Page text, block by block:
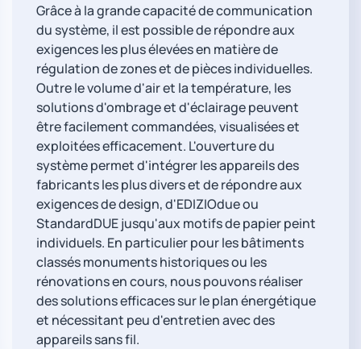
Grâce à la grande capacité de communication
du système, il est possible de répondre aux
exigences les plus élevées en matière de
régulation de zones et de pièces individuelles.
Outre le volume d'air et la température, les
solutions d'ombrage et d'éclairage peuvent
être facilement commandées, visualisées et
exploitées efficacement. L'ouverture du
système permet d'intégrer les appareils des
fabricants les plus divers et de répondre aux
exigences de design, d'EDIZIOdue ou
StandardDUE jusqu'aux motifs de papier peint
individuels. En particulier pour les bâtiments
classés monuments historiques ou les
rénovations en cours, nous pouvons réaliser
des solutions efficaces sur le plan énergétique
et nécessitant peu d'entretien avec des
appareils sans fil.